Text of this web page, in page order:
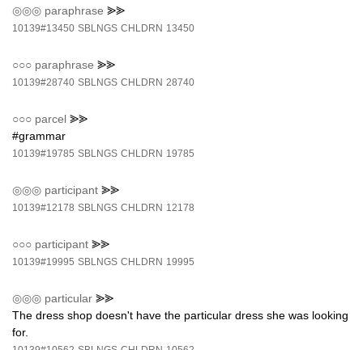
◎◎◎ paraphrase ⪢⪢
10139#13450 SBLNGS CHLDRN 13450
○○○ paraphrase ⪢⪢
10139#28740 SBLNGS CHLDRN 28740
○○○ parcel ⪢⪢
#grammar
10139#19785 SBLNGS CHLDRN 19785
◎◎◎ participant ⪢⪢
10139#12178 SBLNGS CHLDRN 12178
○○○ participant ⪢⪢
10139#19995 SBLNGS CHLDRN 19995
◎◎◎ particular ⪢⪢
The dress shop doesn't have the particular dress she was looking
for.